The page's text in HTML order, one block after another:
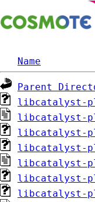
Name
Parent
libcatalyst-
libcatalyst-
libcatalyst-
libcatalyst-
libcatalyst-
libcatalyst-
libcatalyst-